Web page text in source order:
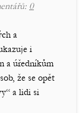
0
a
i
a úředníkům
že se opět
a lidi si